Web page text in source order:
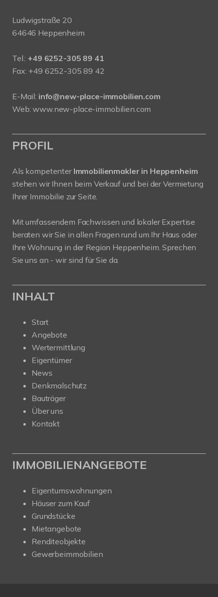
Ludwigstraße 20
64646 Heppenheim
Tel.: +49 6252-305 89 41
Fax: +49 6252-305 89 42
E-Mail: info@new-place-immobilien.com
Web:www.new-place-immobilien.com
PROFIL
Als kompetenter Immobilienmakler in Heppenheim
stehen wir Ihnen beim Verkauf und bei der Vermietung
Ihrer Immobilie zur Seite.
Mit umfassendem Fachwissen und lokaler Expertise
beraten wir Sie in allen Fragen rund um Ihr Haus oder
Ihre Wohnung in der Region Heppenheim. Sprechen
Sie uns an - wir sind für Sie da.
INHALT
Start
Angebote
Wertermittlung
Eigentümer
News
Denkmalschutz
Bauträger
Über uns
Kontakt
IMMOBILIENANGEBOTE
Eigentumswohnungen
Häuser zum Kauf
Grundstücke
Mietangebote
Renditeobjekte
Gewerbeimmobilien